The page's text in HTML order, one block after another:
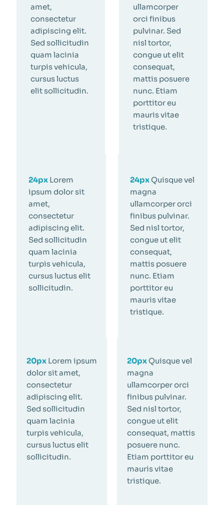
amet,
consectetur
adipiscing elit.
Sed sollicitudin
quam lacinia
turpis vehicula,
cursus luctus
elit sollicitudin.
ullamcorper
orci finibus
pulvinar. Sed
nisl tortor,
congue ut elit
consequat,
mattis posuere
nunc. Etiam
porttitor eu
mauris vitae
tristique.
24px Lorem
ipsum dolor sit
amet,
consectetur
adipiscing elit.
Sed sollicitudin
quam lacinia
turpis vehicula,
cursus luctus elit
sollicitudin.
24px Quisque vel
magna
ullamcorper orci
finibus pulvinar.
Sed nisl tortor,
congue ut elit
consequat,
mattis posuere
nunc. Etiam
porttitor eu
mauris vitae
tristique.
20px Lorem ipsum
dolor sit amet,
consectetur
adipiscing elit.
Sed sollicitudin
quam lacinia
turpis vehicula,
cursus luctus elit
sollicitudin.
20px Quisque vel
magna
ullamcorper orci
finibus pulvinar.
Sed nisl tortor,
congue ut elit
consequat, mattis
posuere nunc.
Etiam porttitor eu
mauris vitae
tristique.